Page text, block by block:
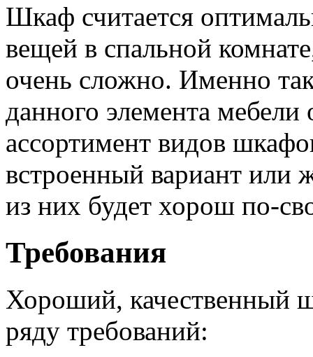
Шкаф считается
вещей в спальной
очень сложно. Именно
данного элемента
ассортимент видов
встроенный вариант или
из них будет хорош по-
Требования
Хороший, качественный
ряду требований: